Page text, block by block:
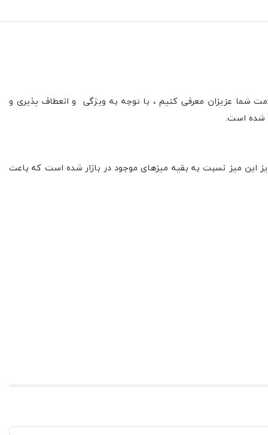
شما عزیزان معرفی کنیم ، با توجه به ویژگی و انعطاف پذیری و
شده است.
این میز نسبت به بقیه میزهای موجود در بازار شده است که باعث